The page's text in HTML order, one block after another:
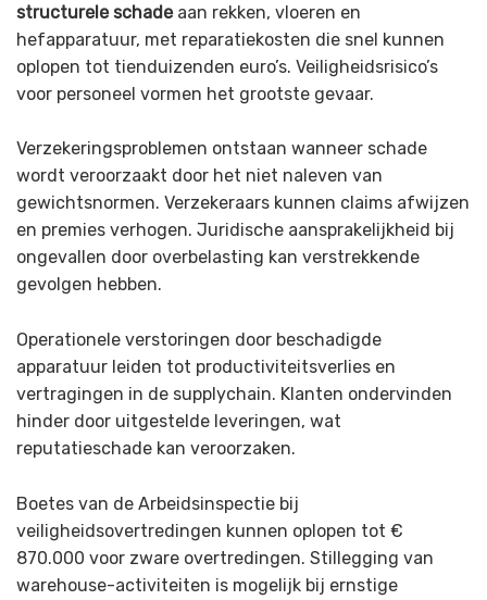
structurele schadeaan rekken, vloeren en
hefapparatuur, met reparatiekosten die snel kunnen
oplopen tot tienduizenden euro’s. Veiligheidsrisico’s
voor personeel vormen het grootste gevaar.
Verzekeringsproblemen ontstaan wanneer schade
wordt veroorzaakt door het niet naleven van
gewichtsnormen. Verzekeraars kunnen claims afwijzen
en premies verhogen. Juridische aansprakelijkheid bij
ongevallen door overbelasting kan verstrekkende
gevolgen hebben.
Operationele verstoringen door beschadigde
apparatuur leiden tot productiviteitsverlies en
vertragingen in de supplychain. Klanten ondervinden
hinder door uitgestelde leveringen, wat
reputatieschade kan veroorzaken.
Boetes van de Arbeidsinspectie bij
veiligheidsovertredingen kunnen oplopen tot €
870.000 voor zware overtredingen. Stillegging van
warehouse-activiteiten is mogelijk bij ernstige